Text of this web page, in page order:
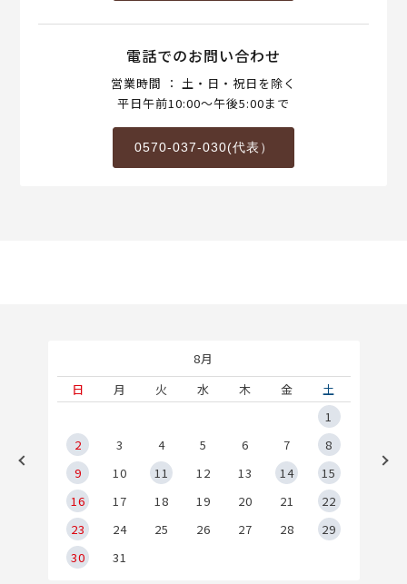
電話でのお問い合わせ
営業時間 ： 土・日・祝日を除く
平日午前10:00～午後5:00まで
0570-037-030(代表）
8月
日
月 火 水 木 金
土
1
2
3 4 5 6 7
8
9
10 11 12 13 14
15
16
17 18 19 20 21
22
23
24 25 26 27 28
29
30
31